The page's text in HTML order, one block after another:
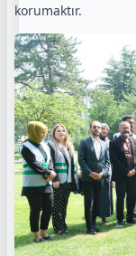
korumaktır.